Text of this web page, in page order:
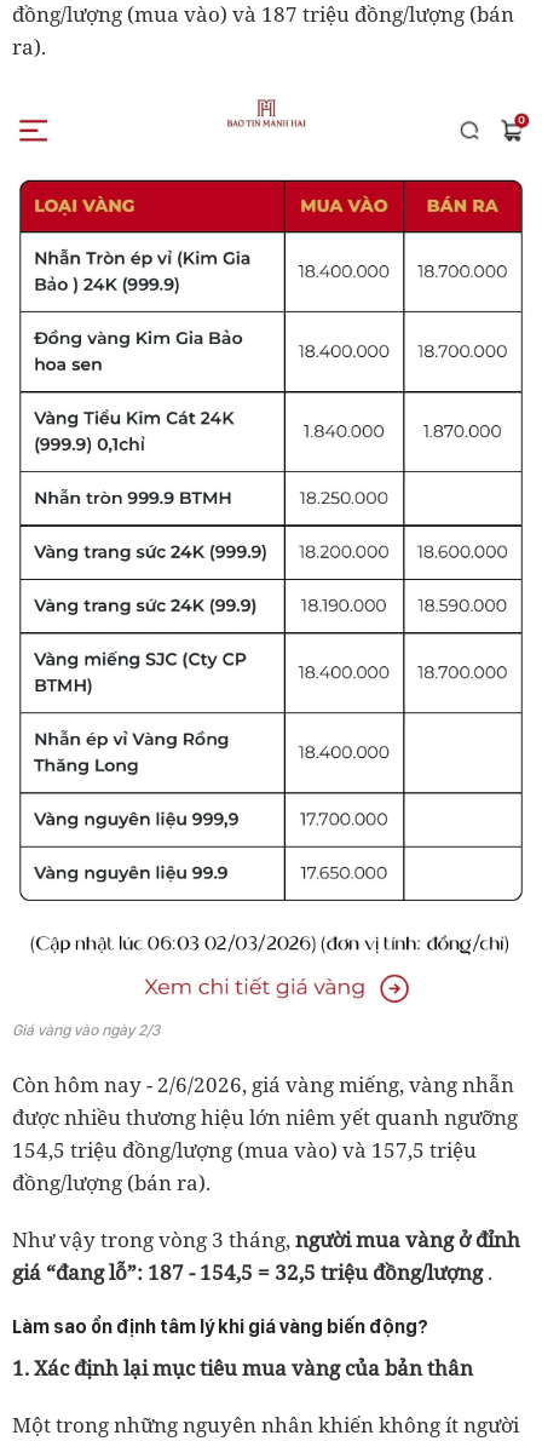
đồng/lượng (mua vào) và 187 triệu đồng/lượng (bán
ra).
Giá vàng vào ngày 2/3
Còn hôm nay - 2/6/2026, giá vàng miếng, vàng nhẫn
được nhiều thương hiệu lớn niêm yết quanh ngưỡng
154,5 triệu đồng/lượng (mua vào) và 157,5 triệu
đồng/lượng (bán ra).
Như vậy trong vòng 3 tháng,người mua vàng ở đỉnh
giá “đang lỗ”: 187 - 154,5 = 32,5 triệu đồng/lượng.
Làm sao ổn định tâm lý khi giá vàng biến động?
1. Xác định lại mục tiêu mua vàng của bản thân
Một trong những nguyên nhân khiến không ít người